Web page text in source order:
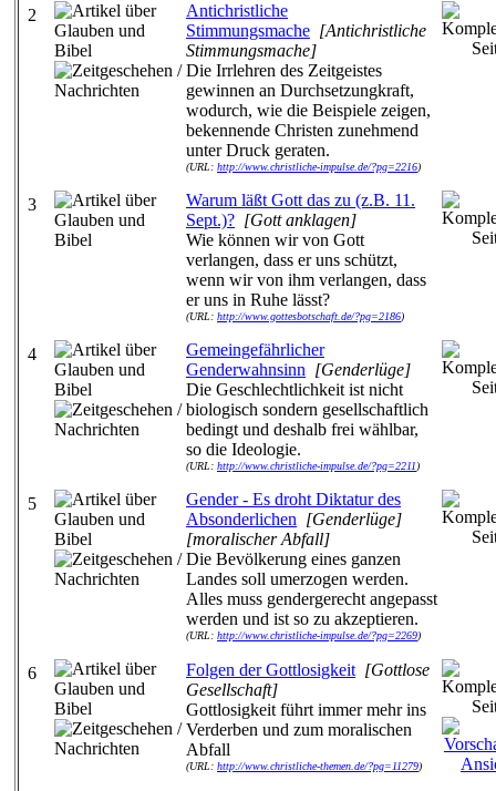
2
Antichristliche
Stimmungsmache [Antichristliche
Stimmungsmache]
Die Irrlehren des Zeitgeistes
gewinnen an Durchsetzungkraft,
wodurch, wie die Beispiele zeigen,
bekennende Christen zunehmend
unter Druck geraten.
(URL: http://www.christliche-impulse.de/?pg=2216)
3
Warum läßt Gott das zu (z.B. 11.
Sept.)? [Gott anklagen]
Wie können wir von Gott
verlangen, dass er uns schützt,
wenn wir von ihm verlangen, dass
er uns in Ruhe lässt?
(URL: http://www.gottesbotschaft.de/?pg=2186)
4
Gemeingefährlicher
Genderwahnsinn [Genderlüge]
Die Geschlechtlichkeit ist nicht
biologisch sondern gesellschaftlich
bedingt und deshalb frei wählbar,
so die Ideologie.
(URL: http://www.christliche-impulse.de/?pg=2211)
5
Gender - Es droht Diktatur des
Absonderlichen [Genderlüge]
[moralischer Abfall]
Die Bevölkerung eines ganzen
Landes soll umerzogen werden.
Alles muss gendergerecht angepasst
werden und ist so zu akzeptieren.
(URL: http://www.christliche-impulse.de/?pg=2269)
6 Folgen der Gottlosigkeit [Gottlose
Gesellschaft]
Gottlosigkeit führt immer mehr ins
Verderben und zum moralischen
Abfall
(URL: http://www.christliche-themen.de/?pg=11279)